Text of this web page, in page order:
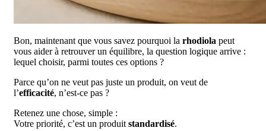
Bon, maintenant que vous savez pourquoi la rhodiola peut
vous aider à retrouver un équilibre, la question logique arrive :
lequel choisir, parmi toutes ces options ?
Parce qu’on ne veut pas juste un produit, on veut de
l’efficacité, n’est-ce pas ?
Retenez une chose, simple :
Votre priorité, c’est un produit standardisé.